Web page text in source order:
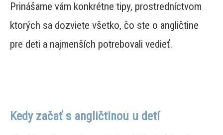
Prinášame vám konkrétne tipy, prostredníctvom
ktorých sa dozviete všetko, čo ste o angličtine
pre deti a najmenších potrebovali vedieť.
Kedy začať s angličtinou u detí